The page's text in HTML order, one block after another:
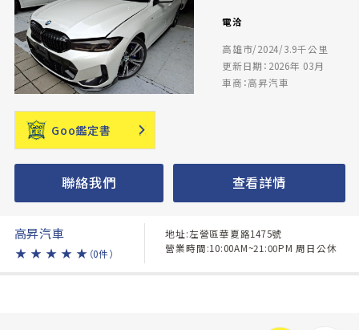
電洽
高雄市/2024/3.9千公里
更新日期：2026年 03月
車商：高昇汽車
Goo鑑定書
聯絡我們 查看詳情
高昇汽車
★ ★ ★ ★ ★ （0件）
地址:左營區華夏路1475號
營業時間:10:00AM~21:00PM 周日公休